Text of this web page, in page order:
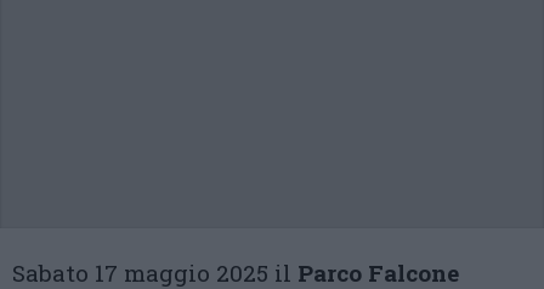
Sabato 17 maggio 2025 il Parco Falcone